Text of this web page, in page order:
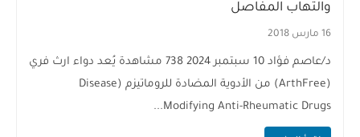
والتهاب المفاصل
16 مارس 2018
د/عاصم فؤاد 10 سبتمبر 2024 738 مشاهدة يُعد دواء ارث فري
(ArthFree) من الأدوية المضادة للروماتيزم (Disease
Modifying Anti-Rheumatic Drugs...